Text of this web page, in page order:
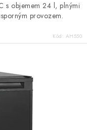
s objemem 24 l, plnými
provozem.
Kód: AH550